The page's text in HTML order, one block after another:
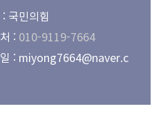
국민의힘
: 010-9119-7664
: miyong7664@naver.c